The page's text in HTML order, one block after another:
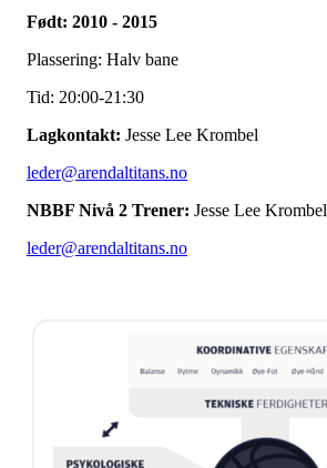
Født: 2010 - 2015
Plassering: Halv bane
Tid: 20:00-21:30
Lagkontakt: Jesse Lee Krombel
leder@arendaltitans.no
NBBF Nivå 2 Trener: Jesse Lee Krombel
leder@arendaltitans.no